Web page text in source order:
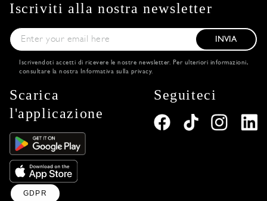
Iscriviti alla nostra newsletter
INVIA
Iscrivendoti accetti di ricevere le nostre newsletter. Per ulteriori informazioni,
consultare la nostra Informativa sulla privacy.
Scarica
l'applicazione
Seguiteci
GDPR